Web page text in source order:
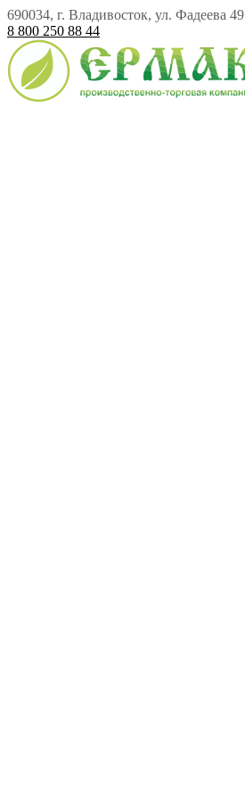
690034, г. Владивосток, ул. Фадеева 49
8 800 250 88 44